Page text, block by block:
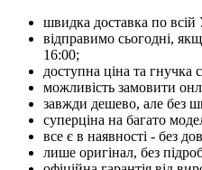
швидка доставка по всій
відправимо сьогодні,
16:00;
доступна ціна та гнучка
можливість замовити
завжди дешево, але без
суперціна на багато
все є в наявності - без
лише оригінал, без